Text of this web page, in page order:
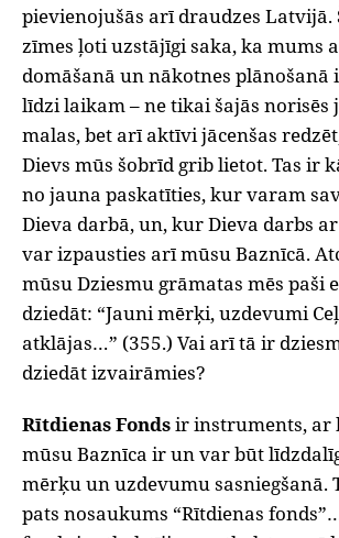
pievienojušās arī draudzes Latvijā.
zīmes ļoti uzstājīgi saka, ka mums
domāšanā un nākotnes plānošanā
līdzi laikam – ne tikai šajās norisēs
malas, bet arī aktīvi jācenšas
Dievs mūs šobrīd grib lietot. Tas ir
no jauna paskatīties, kur varam
Dieva darbā, un, kur Dieva darbs
var izpausties arī mūsu Baznīcā.
mūsu Dziesmu grāmatas mēs paši
dziedāt: “Jauni mērķi, uzdevumi
atklājas…” (355.) Vai arī tā ir
dziedāt izvairāmies?
Rītdienas Fondsir instruments, ar
mūsu Baznīca ir un var būt
mērķu un uzdevumu sasniegšanā.
pats nosaukums “Rītdienas